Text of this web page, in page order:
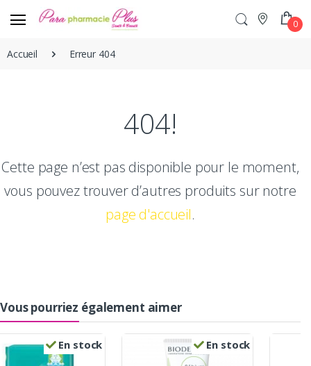
0
Accueil Erreur 404
404!
Cette page n’est pas disponible pour le moment,
vous pouvez trouver d’autres produits sur notre
page d'accueil.
Vous pourriez également aimer
En stock En stock